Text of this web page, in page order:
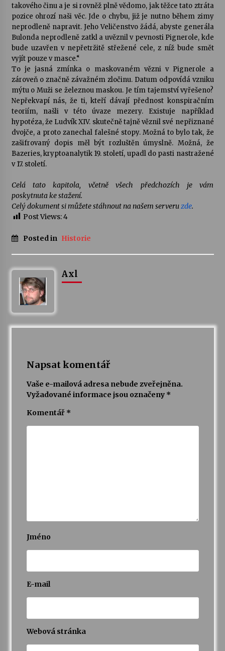
takového činu a je si rovněž plně vědomo, jak těžce tato ztráta
pozice ohrozí naši věc. Jde o chybu, již je nutno během zimy
neprodleně napravit. Jeho Veličenstvo žádá, abyste generála
Bulonda neprodleně zatkl a uvěznil v pevnosti Pignerole, kde
bude uzavřen v nepřetržitě střežené cele, z níž bude smět
vyjít pouze v masce.“
To je jasná zmínka o maskovaném vězni v Pignerole a
zároveň o značně závažném zločinu. Datum odpovídá vzniku
mýtu o Muži se železnou maskou. Je tím tajemství vyřešeno?
Nepřekvapí nás, že ti, kteří dávají přednost konspiračním
teoriím, našli v této úvaze mezery. Existuje například
hypotéza, že Ludvík XIV. skutečně tajně věznil své nepřiznané
dvojče, a proto zanechal falešné stopy. Možná to bylo tak, že
zašifrovaný dopis měl být rozluštěn úmyslně. Možná, že
Bazeries, kryptoanalytik 19. století, upadl do pasti nastražené
v 17. století.
Celá tato kapitola, včetně všech předchozích je vám
poskytnuta ke stažení.
Celý dokument si můžete stáhnout na našem serveruzde.
Post Views:4
Posted in Historie
Axl
Napsat komentář
Vaše e-mailová adresa nebude zveřejněna.
Vyžadované informace jsou označeny *
Komentář *
Jméno
E-mail
Webová stránka